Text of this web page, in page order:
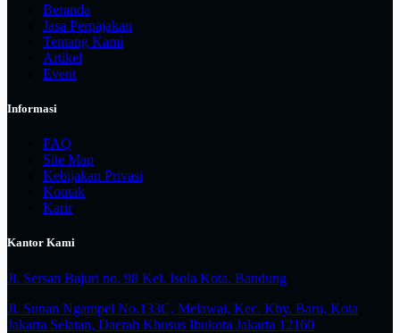
Beranda
Jasa Perpajakan
Tentang Kami
Artikel
Event
Informasi
FAQ
Site Map
Kebijakan Privasi
Kontak
Karir
Kantor Kami
Jl. Sersan Bajuri no. 98 Kel. Isola Kota. Bandung
Jl. Sunan Ngampel No.133C, Melawai, Kec. Kby. Baru, Kota
Jakarta Selatan, Daerah Khusus Ibukota Jakarta 12160